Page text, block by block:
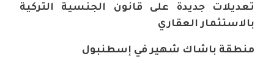
تعديلات جديدة على قانون الجنسية التركية
بالاستثمار العقاري
منطقة باشاك شهير في إسطنبول